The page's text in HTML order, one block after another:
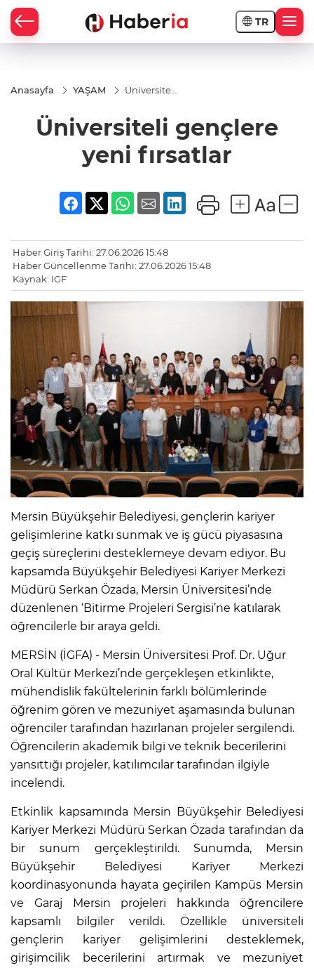
TR
Anasayfa YAŞAM
Üniversiteli
fırsatlar
Üniversiteli gençlere
yeni fırsatlar
Haber Giriş Tarihi: 27.06.2026 15:48
Haber Güncellenme Tarihi: 27.06.2026 15:48
Kaynak: IGF
Mersin Büyükşehir Belediyesi, gençlerin kariyer
gelişimlerine katkı sunmak ve iş gücü piyasasına
geçiş süreçlerini desteklemeye devam ediyor. Bu
kapsamda Büyükşehir Belediyesi Kariyer Merkezi
Müdürü Serkan Özada, Mersin Üniversitesi’nde
düzenlenen ‘Bitirme Projeleri Sergisi’ne katılarak
öğrencilerle bir araya geldi.
MERSİN (İGFA) - Mersin Üniversitesi Prof. Dr. Uğur
Oral Kültür Merkezi’nde gerçekleşen etkinlikte,
mühendislik fakültelerinin farklı bölümlerinde
öğrenim gören ve mezuniyet aşamasında bulunan
öğrenciler tarafından hazırlanan projeler sergilendi.
Öğrencilerin akademik bilgi ve teknik becerilerini
yansıttığı projeler, katılımcılar tarafından ilgiyle
incelendi.
Etkinlik kapsamında Mersin Büyükşehir Belediyesi
Kariyer Merkezi Müdürü Serkan Özada tarafından da
bir sunum gerçekleştirildi. Sunumda, Mersin
Büyükşehir Belediyesi Kariyer Merkezi
koordinasyonunda hayata geçirilen Kampüs Mersin
ve Garaj Mersin projeleri hakkında öğrencilere
kapsamlı bilgiler verildi. Özellikle üniversiteli
gençlerin kariyer gelişimlerini desteklemek,
girişimcilik becerilerini artırmak ve mezuniyet